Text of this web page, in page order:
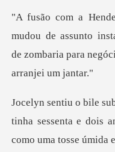
assunto
de zombaria para
tinha sessenta e dois